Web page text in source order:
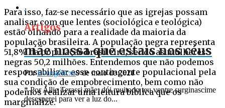
Para isso, faz-se necessário que as igrejas possam
analisar com que lentes (sociológica e teológica)
estão olhando para a realidade da maioria da
população brasileira. A população negra representa
51,8% da população brasileira, sendo as mulheres
negras 50,2 milhões. Entendemos que não podemos
responsabilizar esse contingente populacional pela
sua condição de empobrecimento, bem como não
podemos realizar uma leitura bíblica que os
marginalize.
Artigos
mãe nossa que estais nos céus
PorEvangélicxs9 de maio de 2021
* Por Allie Terassi mãe, dói muitodo teu ventre surginascime
desesperei para ver a luz do...